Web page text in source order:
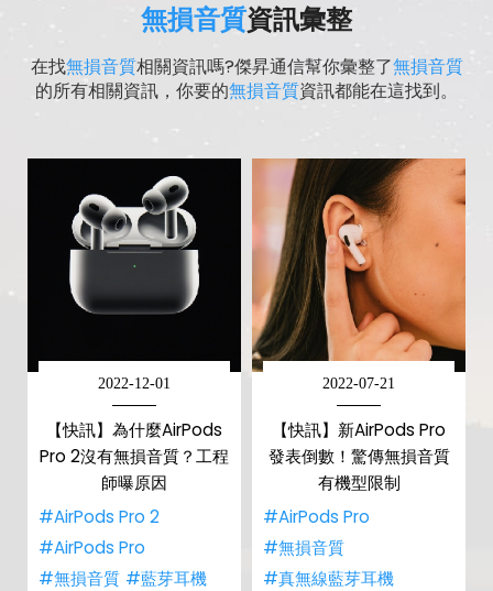
無損音質資訊彙整
在找無損音質相關資訊嗎?傑昇通信幫你彙整了無損音質
的所有相關資訊，你要的無損音質資訊都能在這找到。
2022-12-01
【快訊】為什麼AirPods
Pro 2沒有無損音質？工程
師曝原因
#AirPods Pro 2
#AirPods Pro
#無損音質 #藍芽耳機
2022-07-21
【快訊】新AirPods Pro
發表倒數！驚傳無損音質
有機型限制
#AirPods Pro
#無損音質
#真無線藍芽耳機